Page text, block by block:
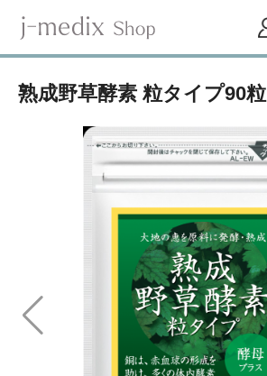
熟成野草酵素 粒タイプ90粒